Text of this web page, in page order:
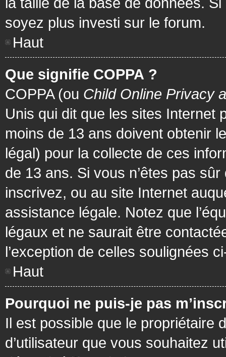
soyez plus investi sur le forum.
Haut
Que signifie COPPA ?
COPPA (ou Child Online Privacy
Unis qui dit que les sites Internet
moins de 13 ans doivent obtenir
légal) pour la collecte de ces
de 13 ans. Si vous n’êtes pas
inscrivez, ou au site Internet
assistance légale. Notez que
légaux et ne saurait être
l’exception de celles soulignées
Haut
Pourquoi ne puis-je pas
Il est possible que le propriétaire
d’utilisateur que vous souhaitez